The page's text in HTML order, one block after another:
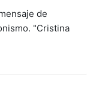
de
"Cristina